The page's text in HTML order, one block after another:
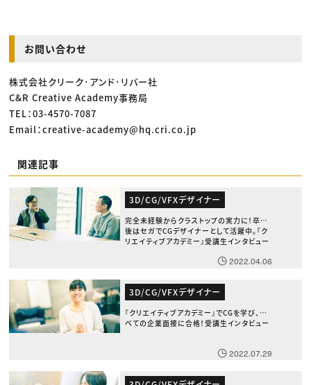
お問い合わせ
株式会社クリーク･アンド･リバー社
C&R Creative Academy事務局
TEL：03-4570-7087
Email：creative-academy@hq.cri.co.jp
関連記事
3D/CG/VFXデザイナー
完全未経験からクラストップの実力に！卒業
後はセガでCGデザイナーとして活躍中。『ク
リエイティブアカデミー』受講生インタビュー
2022.04.06
3D/CG/VFXデザイナー
『クリエイティブアカデミー』でCGを学び、す
べての企業面接に合格！受講生インタビュー
2022.07.29